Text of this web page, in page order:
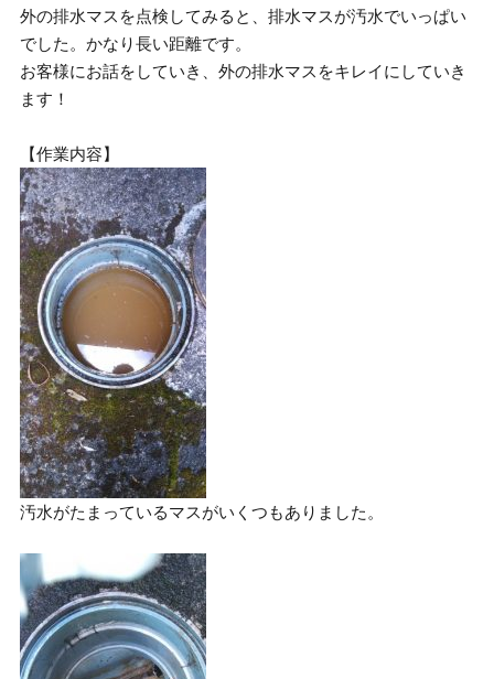
外の排水マスを点検してみると、排水マスが汚水でいっぱい
でした。かなり長い距離です。
お客様にお話をしていき、外の排水マスをキレイにしていき
ます！
【作業内容】
汚水がたまっているマスがいくつもありました。